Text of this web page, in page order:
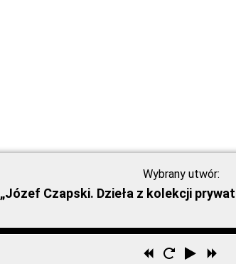
Wybrany utwór:
„Józef Czapski. Dzieła z kolekcji
Uruchom
Przewiń